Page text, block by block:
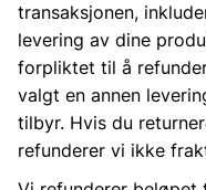
transaksjonen,
levering av dine
forpliktet til å
valgt en annen
tilbyr. Hvis du
refunderer vi ikke